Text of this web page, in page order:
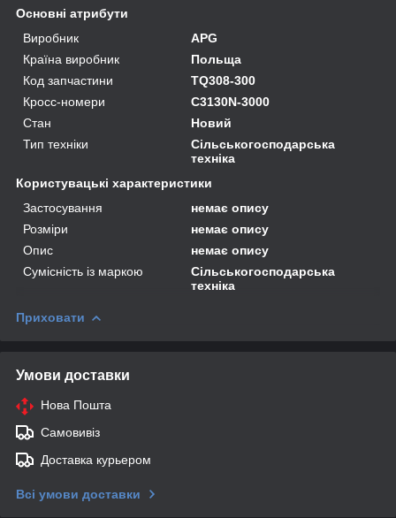
Основні атрибути
Виробник
APG
Країна виробник
Польща
Код запчастини
TQ308-300
Кросс-номери
C3130N-3000
Стан
Новий
Тип техніки
Сільськогосподарська
техніка
Користувацькі характеристики
Застосування
немає опису
Розміри
немає опису
Опис
немає опису
Сумісність із маркою
Сільськогосподарська
техніка
Приховати
Умови доставки
Нова Пошта
Самовивіз
Доставка курьером
Всі умови доставки